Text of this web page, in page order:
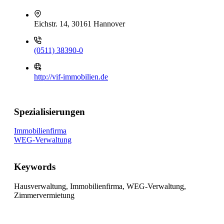
Eichstr. 14, 30161 Hannover
(0511) 38390-0
http://vif-immobilien.de
Spezialisierungen
Immobilienfirma
WEG-Verwaltung
Keywords
Hausverwaltung, Immobilienfirma, WEG-Verwaltung,
Zimmervermietung